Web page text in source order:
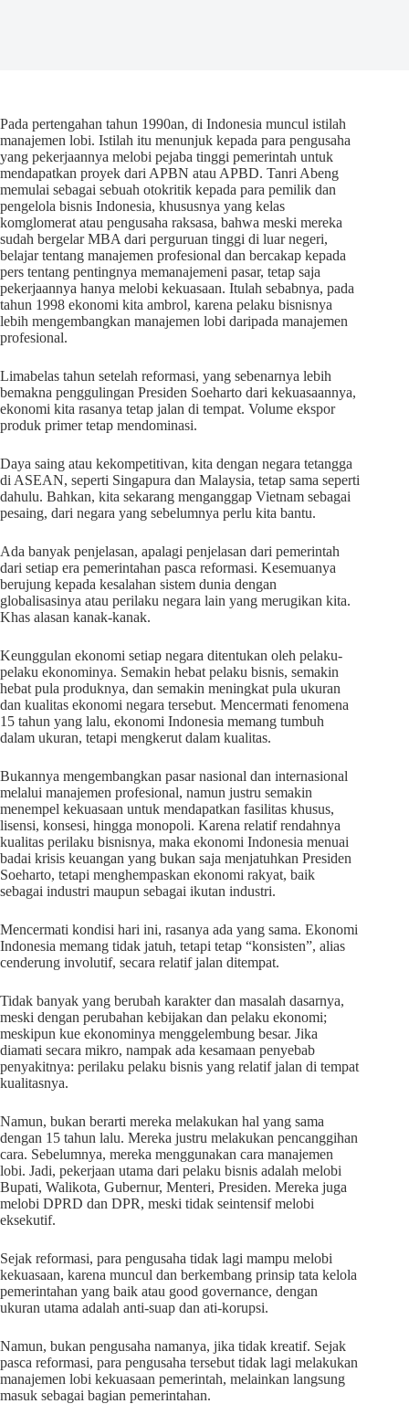
Pada pertengahan tahun 1990an, di Indonesia muncul istilah
manajemen lobi. Istilah itu menunjuk kepada para pengusaha
yang pekerjaannya melobi pejaba tinggi pemerintah untuk
mendapatkan proyek dari APBN atau APBD. Tanri Abeng
memulai sebagai sebuah otokritik kepada para pemilik dan
pengelola bisnis Indonesia, khususnya yang kelas
komglomerat atau pengusaha raksasa, bahwa meski mereka
sudah bergelar MBA dari perguruan tinggi di luar negeri,
belajar tentang manajemen profesional dan bercakap kepada
pers tentang pentingnya memanajemeni pasar, tetap saja
pekerjaannya hanya melobi kekuasaan. Itulah sebabnya, pada
tahun 1998 ekonomi kita ambrol, karena pelaku bisnisnya
lebih mengembangkan manajemen lobi daripada manajemen
profesional.
Limabelas tahun setelah reformasi, yang sebenarnya lebih
bemakna penggulingan Presiden Soeharto dari kekuasaannya,
ekonomi kita rasanya tetap jalan di tempat. Volume ekspor
produk primer tetap mendominasi.
Daya saing atau kekompetitivan, kita dengan negara tetangga
di ASEAN, seperti Singapura dan Malaysia, tetap sama seperti
dahulu. Bahkan, kita sekarang menganggap Vietnam sebagai
pesaing, dari negara yang sebelumnya perlu kita bantu.
Ada banyak penjelasan, apalagi penjelasan dari pemerintah
dari setiap era pemerintahan pasca reformasi. Kesemuanya
berujung kepada kesalahan sistem dunia dengan
globalisasinya atau perilaku negara lain yang merugikan kita.
Khas alasan kanak-kanak.
Keunggulan ekonomi setiap negara ditentukan oleh pelaku-
pelaku ekonominya. Semakin hebat pelaku bisnis, semakin
hebat pula produknya, dan semakin meningkat pula ukuran
dan kualitas ekonomi negara tersebut. Mencermati fenomena
15 tahun yang lalu, ekonomi Indonesia memang tumbuh
dalam ukuran, tetapi mengkerut dalam kualitas.
Bukannya mengembangkan pasar nasional dan internasional
melalui manajemen profesional, namun justru semakin
menempel kekuasaan untuk mendapatkan fasilitas khusus,
lisensi, konsesi, hingga monopoli. Karena relatif rendahnya
kualitas perilaku bisnisnya, maka ekonomi Indonesia menuai
badai krisis keuangan yang bukan saja menjatuhkan Presiden
Soeharto, tetapi menghempaskan ekonomi rakyat, baik
sebagai industri maupun sebagai ikutan industri.
Mencermati kondisi hari ini, rasanya ada yang sama. Ekonomi
Indonesia memang tidak jatuh, tetapi tetap “konsisten”, alias
cenderung involutif, secara relatif jalan ditempat.
Tidak banyak yang berubah karakter dan masalah dasarnya,
meski dengan perubahan kebijakan dan pelaku ekonomi;
meskipun kue ekonominya menggelembung besar. Jika
diamati secara mikro, nampak ada kesamaan penyebab
penyakitnya: perilaku pelaku bisnis yang relatif jalan di tempat
kualitasnya.
Namun, bukan berarti mereka melakukan hal yang sama
dengan 15 tahun lalu. Mereka justru melakukan pencanggihan
cara. Sebelumnya, mereka menggunakan cara manajemen
lobi. Jadi, pekerjaan utama dari pelaku bisnis adalah melobi
Bupati, Walikota, Gubernur, Menteri, Presiden. Mereka juga
melobi DPRD dan DPR, meski tidak seintensif melobi
eksekutif.
Sejak reformasi, para pengusaha tidak lagi mampu melobi
kekuasaan, karena muncul dan berkembang prinsip tata kelola
pemerintahan yang baik atau good governance, dengan
ukuran utama adalah anti-suap dan ati-korupsi.
Namun, bukan pengusaha namanya, jika tidak kreatif. Sejak
pasca reformasi, para pengusaha tersebut tidak lagi melakukan
manajemen lobi kekuasaan pemerintah, melainkan langsung
masuk sebagai bagian pemerintahan.